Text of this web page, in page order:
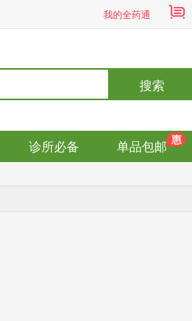
我的全药通
搜索
诊所必备 单品包邮